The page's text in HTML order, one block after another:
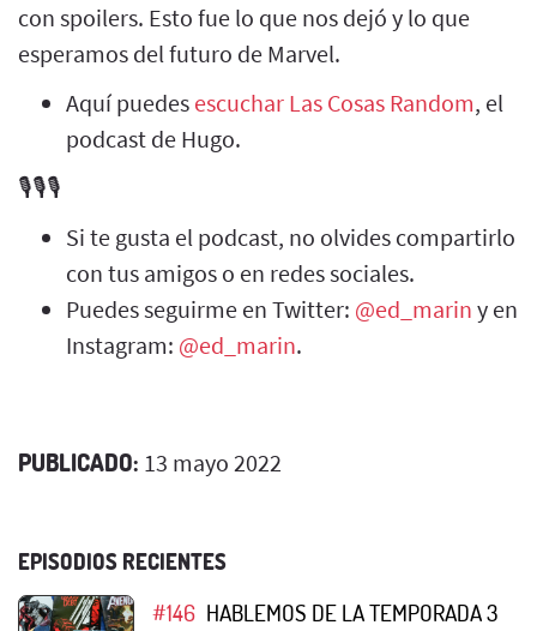
con spoilers. Esto fue lo que nos dejó y lo que
esperamos del futuro de Marvel.
Aquí puedes escuchar Las Cosas Random, el
podcast de Hugo.
🎙️🎙️🎙️
Si te gusta el podcast, no olvides compartirlo
con tus amigos o en redes sociales.
Puedes seguirme en Twitter: @ed_marin y en
Instagram: @ed_marin.
PUBLICADO: 13 mayo 2022
EPISODIOS RECIENTES
#146 HABLEMOS DE LA TEMPORADA 3